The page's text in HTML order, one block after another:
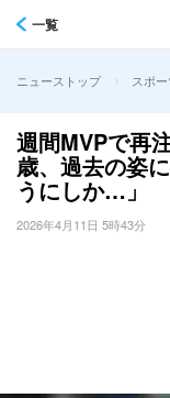
一覧
ニューストップ > スポ
週間MVPで再
歳、過去の姿
うにしか…」
2026年4月11日 5時43分